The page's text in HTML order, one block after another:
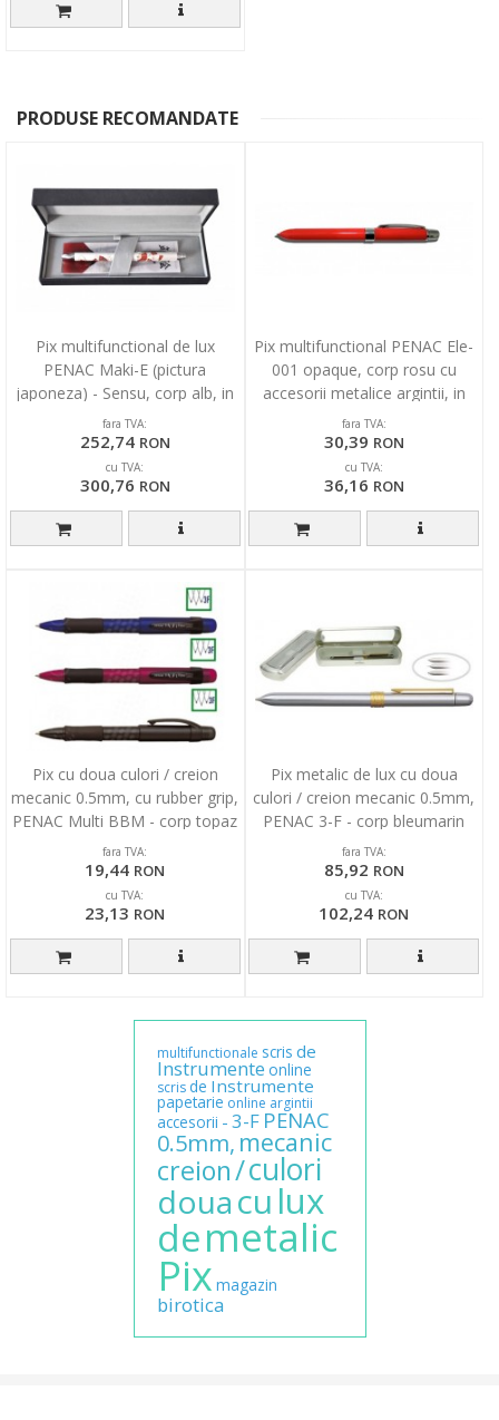
PRODUSE RECOMANDATE
Pix multifunctional de lux
PENAC Maki-E (pictura
japoneza) - Sensu, corp alb, in
cutie cadou
fara TVA:
252,74 RON
cu TVA:
300,76 RON
Pix multifunctional PENAC Ele-
001 opaque, corp rosu cu
accesorii metalice argintii, in
cutie cadou
fara TVA:
30,39 RON
cu TVA:
36,16 RON
Pix cu doua culori / creion
mecanic 0.5mm, cu rubber grip,
PENAC Multi BBM - corp topaz
fara TVA:
19,44 RON
cu TVA:
23,13 RON
Pix metalic de lux cu doua
culori / creion mecanic 0.5mm,
PENAC 3-F - corp bleumarin
fara TVA:
85,92 RON
cu TVA:
102,24 RON
multifunctionale scris de
Instrumente online
scris de Instrumente
papetarie online argintii
accesorii - 3-F PENAC
0.5mm, mecanic
creion/culori
douaculux
demetalic
Pix magazin
birotica